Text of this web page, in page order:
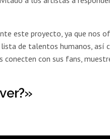
este proyecto, ya que nos
de talentos humanos, así
con sus fans,